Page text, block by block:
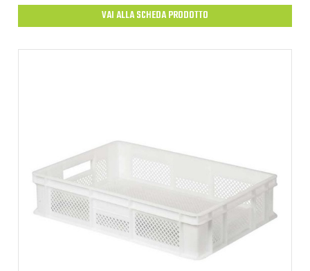
VAI ALLA SCHEDA PRODOTTO